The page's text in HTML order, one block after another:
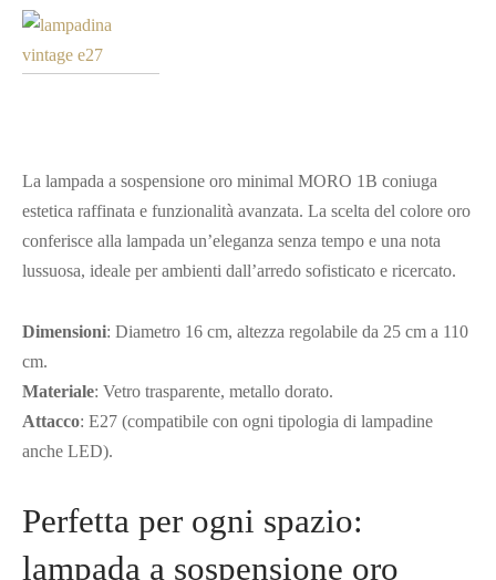
La lampada a sospensione oro minimal MORO 1B coniuga
estetica raffinata e funzionalità avanzata. La scelta del colore oro
conferisce alla lampada un’eleganza senza tempo e una nota
lussuosa, ideale per ambienti dall’arredo sofisticato e ricercato.
Dimensioni: Diametro 16 cm, altezza regolabile da 25 cm a 110
cm.
Materiale: Vetro trasparente, metallo dorato.
Attacco: E27 (compatibile con ogni tipologia di lampadine
anche LED).
Perfetta per ogni spazio:
lampada a sospensione oro